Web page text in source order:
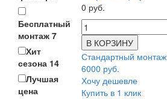
Бесплатный
монтаж 7
Хит
сезона 14
Лучшая
цена
0 руб.
В КОРЗИНУ
Стандартный монтаж
6000 руб.
Хочу дешевле
Купить в 1 клик